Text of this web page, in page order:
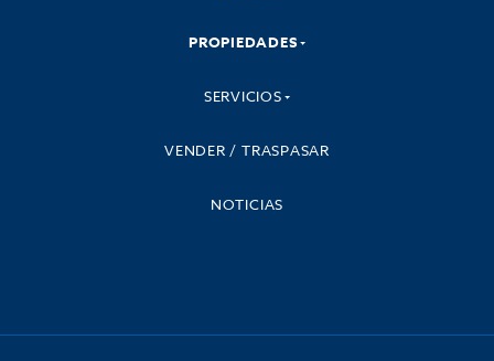
PROPIEDADES
SERVICIOS
VENDER / TRASPASAR
NOTICIAS